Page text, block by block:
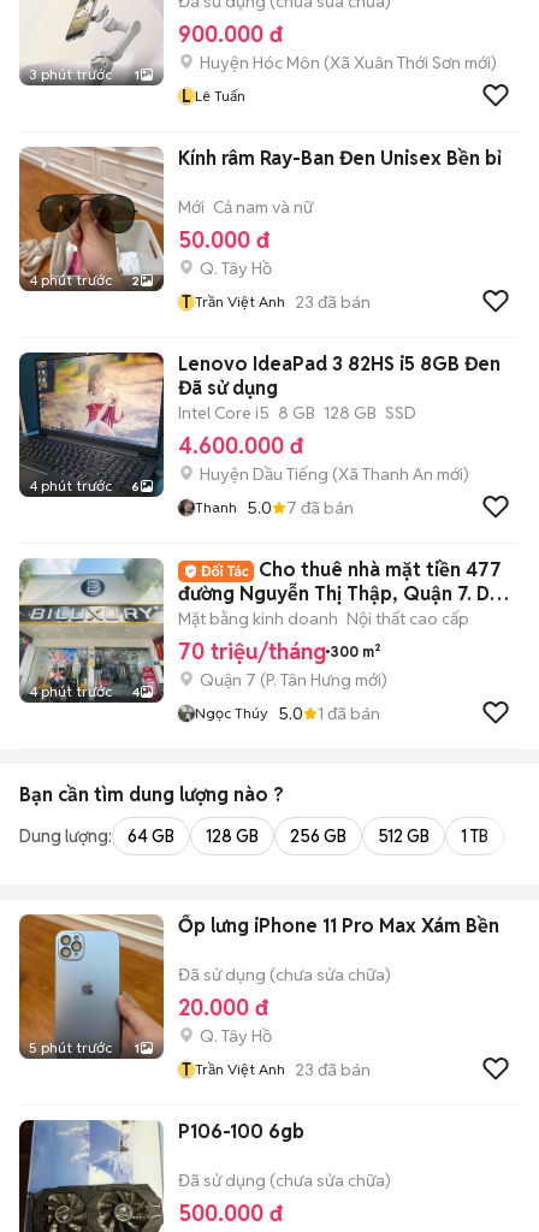
3 phút trước 1
900.000 đ
Huyện Hóc Môn (Xã Xuân Thới Sơn mới)
L Lê Tuấn
4 phút trước 2
Kính râm Ray-Ban Đen Unisex Bền bỉ
Mới Cả nam và nữ
50.000 đ
Q. Tây Hồ
T Trần Việt Anh 23 đã bán
4 phút trước 6
Lenovo IdeaPad 3 82HS i5 8GB Đen
Đã sử dụng
Intel Core i5 8 GB 128 GB SSD
4.600.000 đ
Huyện Dầu Tiếng (Xã Thanh An mới)
Thanh 5.0 7 đã bán
4 phút trước 4
Cho thuê nhà mặt tiền 477
đường Nguyễn Thị Thập, Quận 7. DT:
10x30m
Mặt bằng kinh doanh Nội thất cao cấp
70 triệu/tháng 300 m²
Quận 7 (P. Tân Hưng mới)
Ngọc Thúy 5.0 1 đã bán
Bạn cần tìm dung lượng nào ?
Dung lượng: 64 GB 128 GB 256 GB 512 GB 1 TB
5 phút trước 1
Ốp lưng iPhone 11 Pro Max Xám Bền
Đã sử dụng (chưa sửa chữa)
20.000 đ
Q. Tây Hồ
T Trần Việt Anh 23 đã bán
P106-100 6gb
Đã sử dụng (chưa sửa chữa)
500.000 đ